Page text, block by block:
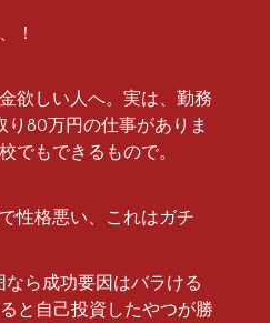
！
欲しい人へ。実は、勤務
り80万円の仕事がありま
でもできるもので。
性格悪い、これはガチ
なら成功要因はバラける
と自己投資したやつが勝